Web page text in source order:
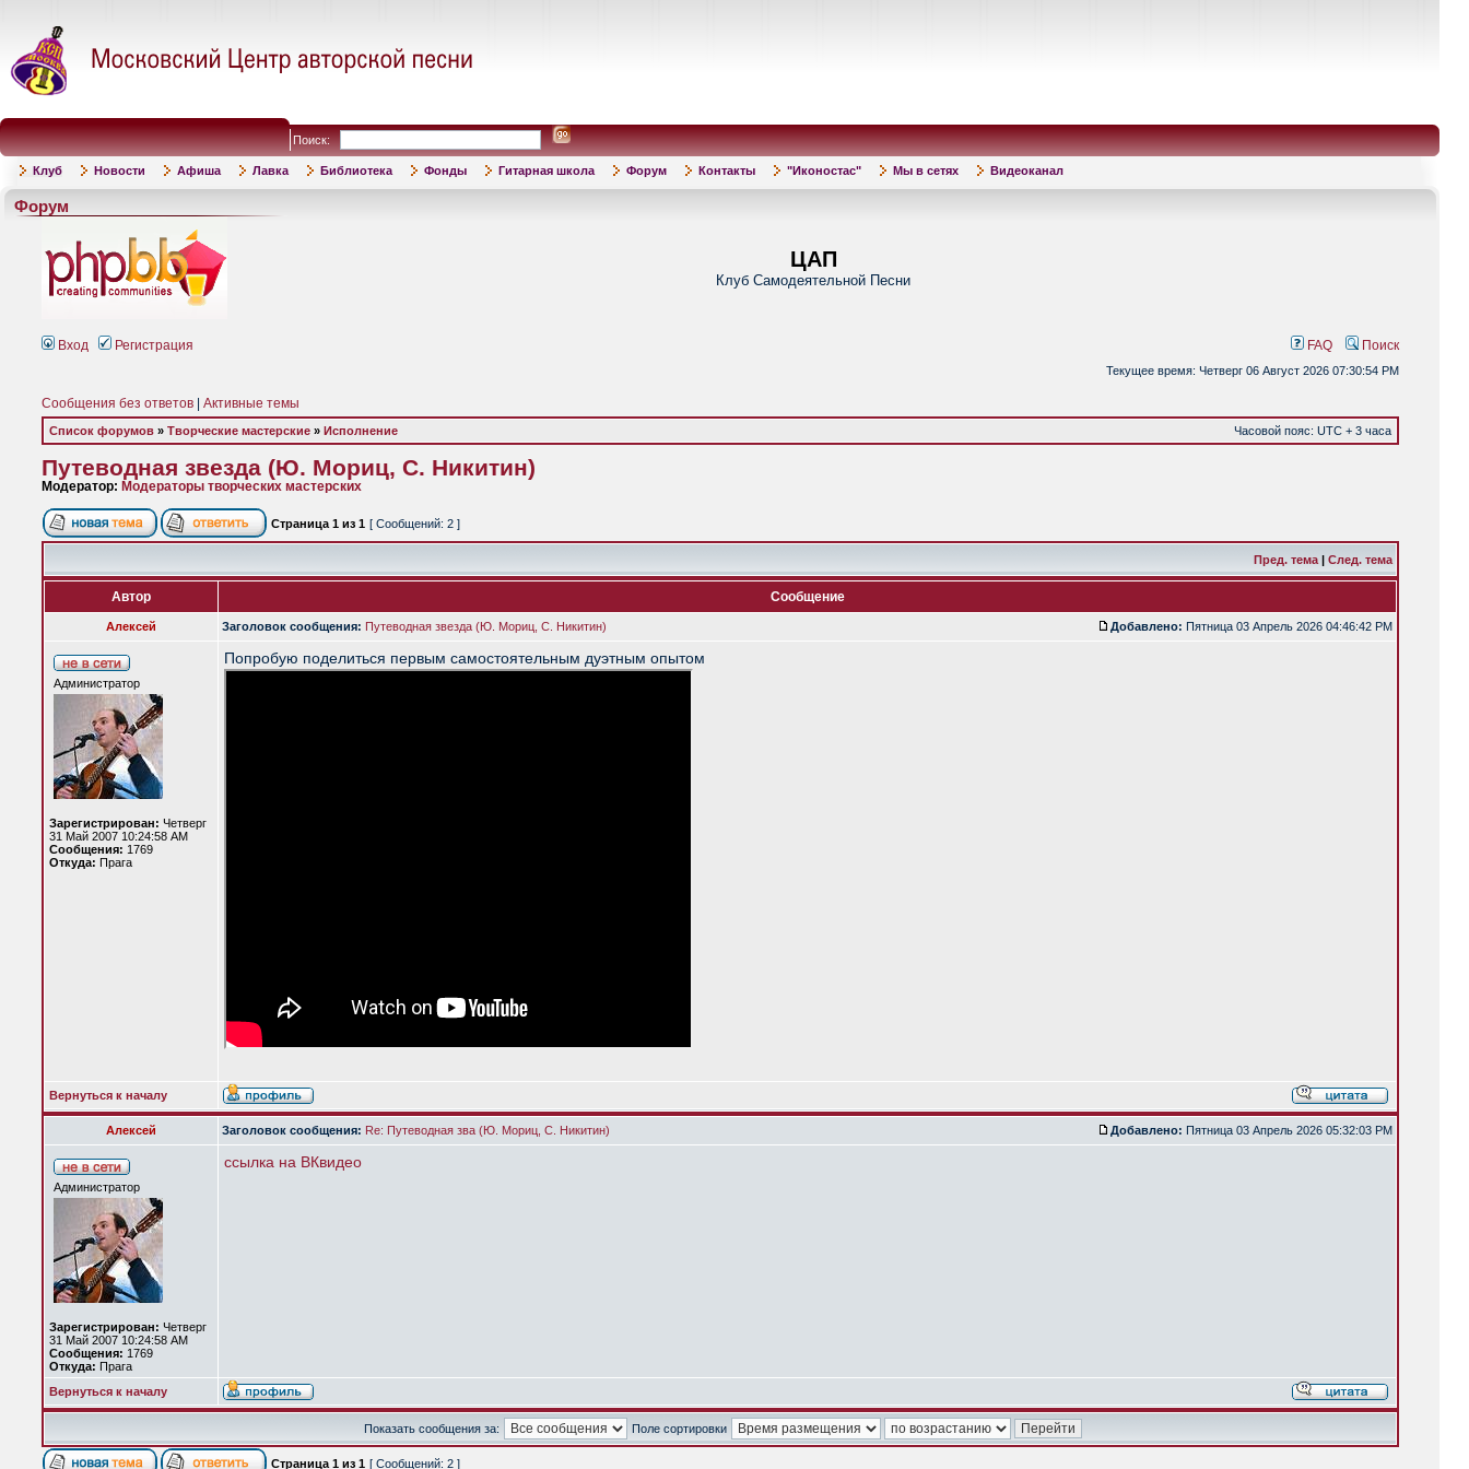
Поиск:
Клуб Новости Афиша Лавка Библиотека Фонды Гитарная школа Форум Контакты "Иконостас" Мы в сетях Видеоканал
Форум
ЦАП
Клуб Самодеятельной Песни
Вход Регистрация FAQ Поиск
Текущее время: Четверг 06 Август 2026 07:30:54 PM
Сообщения без ответов Активные темы
Список форумов » Творческие мастерские » Исполнение Часовой пояс: UTC + 3 часа
Путеводная звезда (Ю. Мориц, С. Никитин)
Модератор: Модераторы творческих мастерских
Страница 1 из 1 [ Сообщений: 2 ]
Пред. тема | След. тема
Автор Сообщение
Алексей Заголовок сообщения: Путеводная звезда (Ю. Мориц, С. Никитин) Добавлено: Пятница 03 Апрель 2026 04:46:42 PM
Администратор
Зарегистрирован: Четверг
31 Май 2007 10:24:58 AM
Сообщения: 1769
Откуда: Прага
Попробую поделиться первым самостоятельным дуэтным опытом
Вернуться к началу
Алексей Заголовок сообщения: Re: Путеводная зва (Ю. Мориц, С. Никитин) Добавлено: Пятница 03 Апрель 2026 05:32:03 PM
Администратор
Зарегистрирован: Четверг
31 Май 2007 10:24:58 AM
Сообщения: 1769
Откуда: Прага
ссылка на ВКвидео
Вернуться к началу
Показать сообщения за: Поле сортировки
Страница 1 из 1 [ Сообщений: 2 ]